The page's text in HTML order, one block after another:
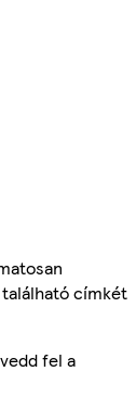
címkét
fel a